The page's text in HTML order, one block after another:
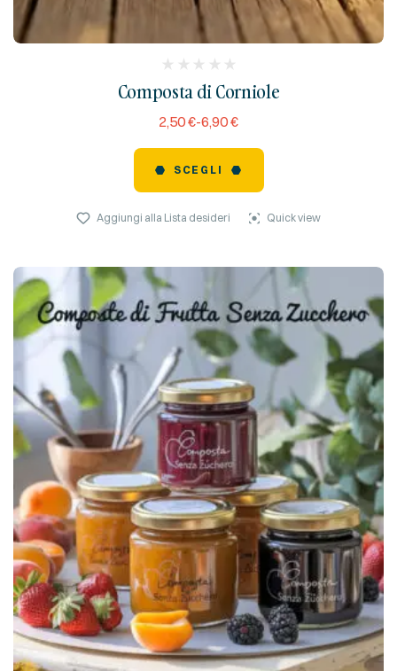
Composta di Corniole
reviews)
2,50€-6,90€
SCEGLI
Aggiungi alla Lista desideri Quick view